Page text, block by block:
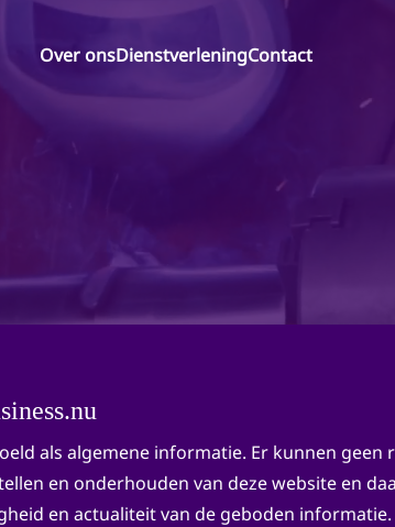
Over onsDienstverleningContact
als algemene informatie. Er kunnen
en onderhouden van deze website en
en actualiteit van de geboden